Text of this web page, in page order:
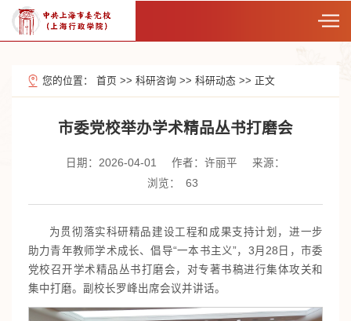
您的位置： 首页 >> 科研咨询 >> 科研动态 >> 正文
市委党校举办学术精品丛书打磨会
日期：2026-04-01 作者：许丽平
来源：
浏览：
63
为贯彻落实科研精品建设工程和成果支持计划，进一步
助力青年教师学术成长、倡导“一本书主义”，3月28日，市委
党校召开学术精品丛书打磨会，对专著书稿进行集体攻关和
集中打磨。副校长罗峰出席会议并讲话。